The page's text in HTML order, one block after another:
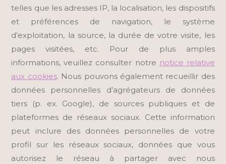
telles que les adresses IP, la localisation, les dispositifs
et préférences de navigation, le système
d’exploitation, la source, la durée de votre visite, les
pages visitées, etc. Pour de plus amples
informations, veuillez consulter notre notice relative
aux cookies. Nous pouvons également recueillir des
données personnelles d’agrégateurs de données
tiers (p. ex. Google), de sources publiques et de
plateformes de réseaux sociaux. Cette information
peut inclure des données personnelles de votre
profil sur les réseaux sociaux, données que vous
autorisez le réseau à partager avec nous